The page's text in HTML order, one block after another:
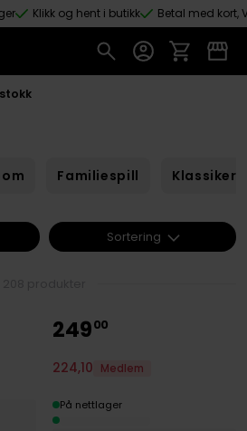
Klikk og hent i butikk Betal med kort,
Familiespill Klassikere
24900
224,10 Medlem
På nettlager
Sortering